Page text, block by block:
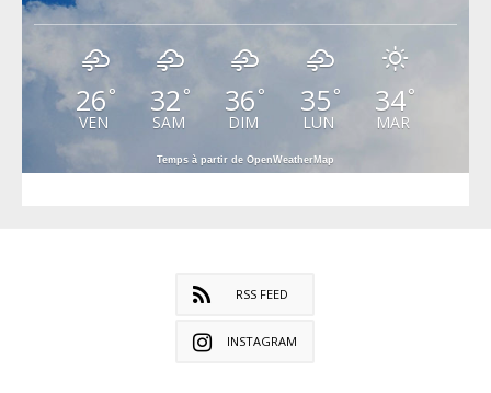
26°
VEN
32 °
SAM
36 °
DIM
35 °
LUN
34°
MAR
Temps à partir de OpenWeatherMap
RSS FEED
INSTAGRAM